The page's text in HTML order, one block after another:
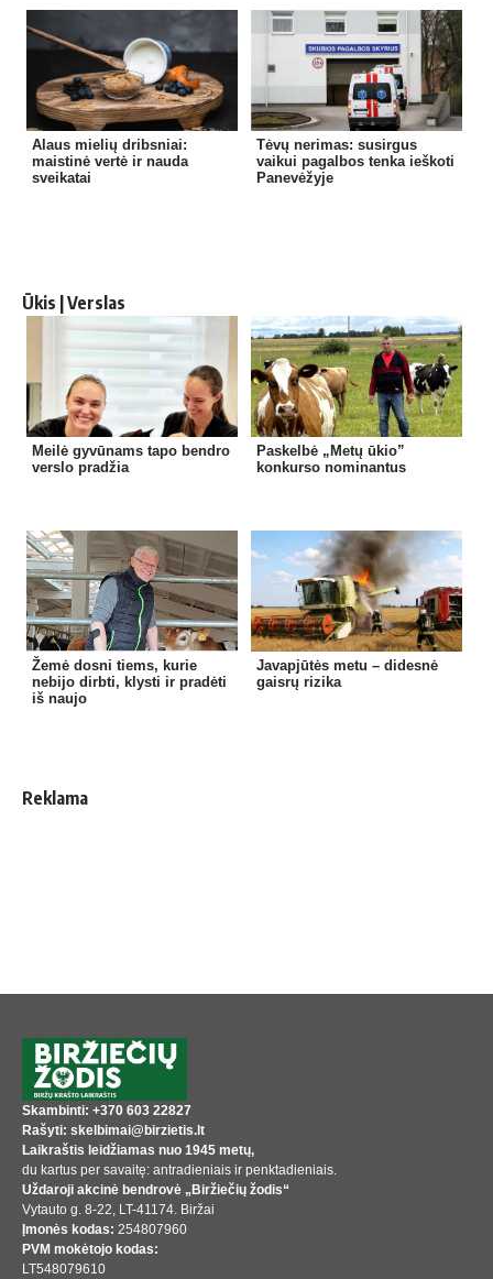
Alaus mielių dribsniai:
maistinė vertė ir nauda
sveikatai
Tėvų nerimas: susirgus
vaikui pagalbos tenka ieškoti
Panevėžyje
Ūkis | Verslas
Meilė gyvūnams tapo bendro
verslo pradžia
Paskelbė „Metų ūkio”
konkurso nominantus
Žemė dosni tiems, kurie
nebijo dirbti, klysti ir pradėti
iš naujo
Javapjūtės metu – didesnė
gaisrų rizika
Reklama
Skambinti: +370 603 22827
Rašyti: skelbimai@birzietis.lt
Laikraštis leidžiamas nuo 1945 metų,
du kartus per savaitę: antradieniais ir penktadieniais.
Uždaroji akcinė bendrovė „Biržiečių žodis“
Vytauto g. 8-22, LT-41174. Biržai
Įmonės kodas: 254807960
PVM mokėtojo kodas:
LT548079610